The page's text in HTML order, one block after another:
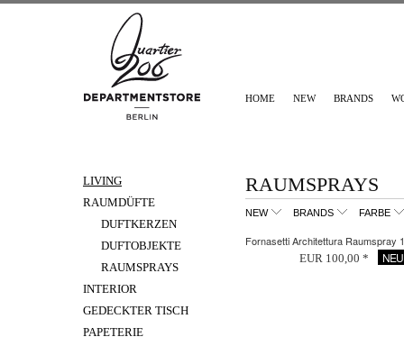
HOME NEW BRANDS
LIVING
RAUMDÜFTE
DUFTKERZEN
DUFTOBJEKTE
RAUMSPRAYS
INTERIOR
GEDECKTER TISCH
PAPETERIE
RAUMSPRAYS
NEW BRANDS FARBE
Fornasetti Architettura Raumspray
EUR 100,00 * NEU